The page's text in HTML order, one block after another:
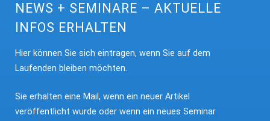
NEWS + SEMINARE – AKTUELLE
INFOS ERHALTEN
Hier können Sie sich eintragen, wenn Sie auf dem
Laufenden bleiben möchten.
Sie erhalten eine Mail, wenn ein neuer Artikel
veröffentlicht wurde oder wenn ein neues Seminar